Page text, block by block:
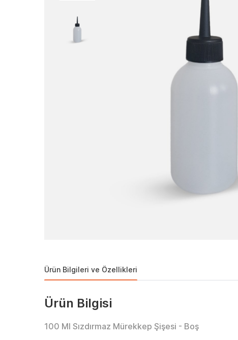
Ürün Bilgileri ve Özellikleri
Ürün Bilgisi
100 Ml Sızdırmaz Mürekkep Şişesi - Boş